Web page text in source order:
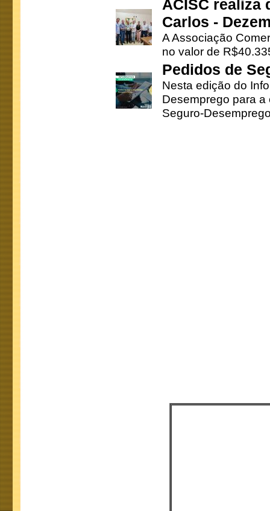
ACISC realiza
Carlos -
A Associação
no valor de
Pedidos de
Nesta edição do
Desemprego para
Seguro-